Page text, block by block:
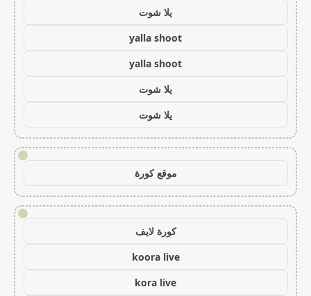
يلا شوت
yalla shoot
yalla shoot
يلا شوت
يلا شوت
!
موقع كورة
!
كورة لايف
koora live
kora live